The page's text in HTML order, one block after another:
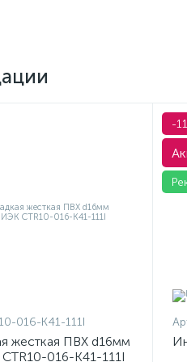
016-K41-111I
жесткая ПВХ d16мм
016-K41-111I
-